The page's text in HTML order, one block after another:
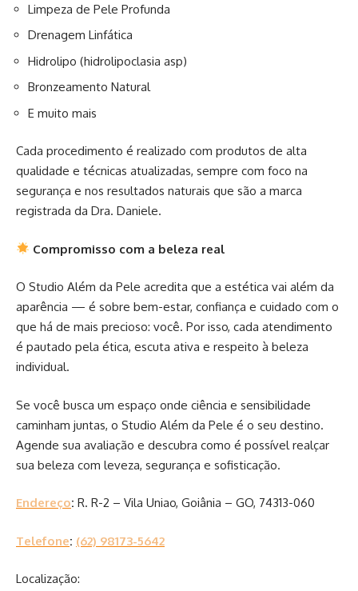
Limpeza de Pele Profunda
Drenagem Linfática
Hidrolipo (hidrolipoclasia asp)
Bronzeamento Natural
E muito mais
Cada procedimento é realizado com produtos de alta
qualidade e técnicas atualizadas, sempre com foco na
segurança e nos resultados naturais que são a marca
registrada da Dra. Daniele.
Compromisso com a beleza real
O Studio Além da Pele acredita que a estética vai além da
aparência — é sobre bem-estar, confiança e cuidado com o
que há de mais precioso: você. Por isso, cada atendimento
é pautado pela ética, escuta ativa e respeito à beleza
individual.
Se você busca um espaço onde ciência e sensibilidade
caminham juntas, o Studio Além da Pele é o seu destino.
Agende sua avaliação e descubra como é possível realçar
sua beleza com leveza, segurança e sofisticação.
Endereço: R. R-2 – Vila Uniao, Goiânia – GO, 74313-060
Telefone: (62) 98173-5642
Localização: